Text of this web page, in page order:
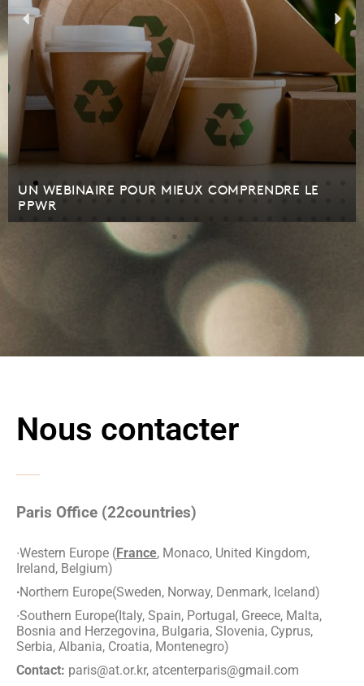
UN WEBINAIRE POUR MIEUX COMPRENDRE LE
PPWR
Nous contacter
Paris Office (22countries)
∙Western Europe (France, Monaco, United Kingdom,
Ireland, Belgium)
∙Northern Europe(Sweden, Norway, Denmark, Iceland)
∙Southern Europe(Italy, Spain, Portugal, Greece, Malta,
Bosnia and Herzegovina, Bulgaria, Slovenia, Cyprus,
Serbia, Albania, Croatia, Montenegro)
Contact: paris@at.or.kr, atcenterparis@gmail.com